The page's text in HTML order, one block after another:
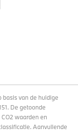
basis van de huidige
De getoonde
waarden en
Aanvullende